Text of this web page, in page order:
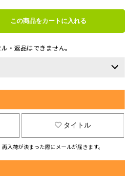
この商品をカートに入れる
・返品はできません。
タイトル
入荷が決まった際にメールが届きます。